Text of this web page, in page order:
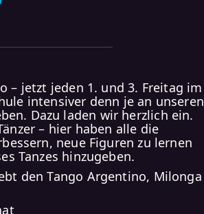
– jetzt jeden 1. und 3. Freitag im
intensiver denn je an unseren
Dazu laden wir herzlich ein.
– hier haben alle die
neue Figuren zu lernen
Tanzes hinzugeben.
den Tango Argentino, Milonga